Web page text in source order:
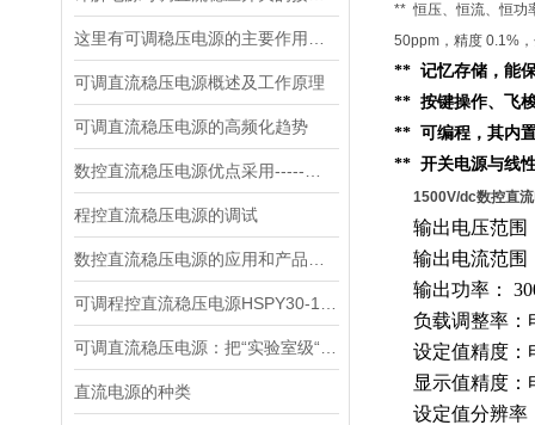
可调直流稳压电源概述及工作原理
可调直流稳压电源的高频化趋势
程控直流稳压电源的调试
直流电源的种类
** 恒压、恒流、恒功
50ppm，精度 0.1%
** 记忆存储，能
** 按键操作、飞
** 可编程，其内
** 开关电源与线
1500V/dc数控直
输出电压范围
输出电流范围
输出功率：
负载调整率：
设定值精度：
显示值精度：
设定值分辨率